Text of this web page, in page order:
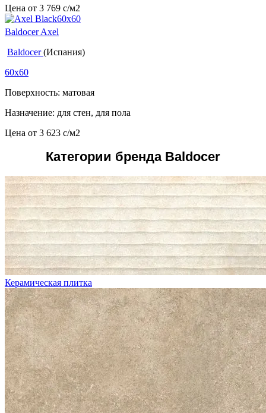
Цена от 3 769 c/м2
Baldocer Axel
Baldocer(Испания)
60x60
Поверхность: матовая
Назначение: для стен, для пола
Цена от 3 623 c/м2
Категории бренда Baldocer
Керамическая плитка